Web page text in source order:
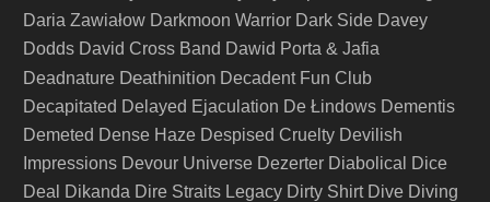
Daria Zawiałow Darkmoon Warrior Dark Side Davey
Dodds David Cross Band Dawid Porta & Jafia
Deadnature Deathinition Decadent Fun Club
Decapitated Delayed Ejaculation De Łindows Dementis
Demeted Dense Haze Despised Cruelty Devilish
Impressions Devour Universe Dezerter Diabolical
Dice
Deal
Dikanda Dire Straits Legacy Dirty Shirt Dive Diving